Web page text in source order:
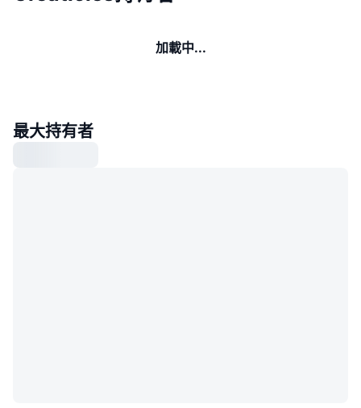
加載中...
最大持有者